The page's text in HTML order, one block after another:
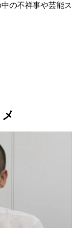
の不祥事や芸能ス